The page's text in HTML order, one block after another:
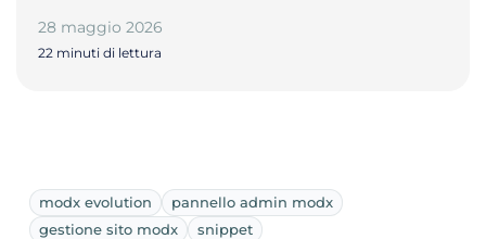
28 maggio 2026
22 minuti di lettura
modx evolution
pannello admin modx
gestione sito modx
snippet